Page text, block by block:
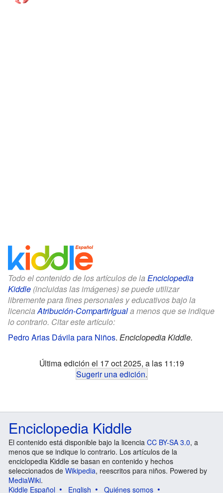
Todo el contenido de los artículos de la Enciclopedia
Kiddle (incluidas las imágenes) se puede utilizar
libremente para fines personales y educativos bajo la
licencia Atribución-CompartirIguala menos que se indique
lo contrario. Citar este artículo:
Pedro Arias Dávila para Niños. Enciclopedia Kiddle.
Última edición el 17 oct 2025, a las 11:19
Sugerir una edición.
Enciclopedia Kiddle
El contenido está disponible bajo la licencia CC BY-SA 3.0, a
menos que se indique lo contrario. Los artículos de la
enciclopedia Kiddle se basan en contenido y hechos
seleccionados de Wikipedia, reescritos para niños. Powered by
MediaWiki.
Kiddle Español
English Quiénes somos